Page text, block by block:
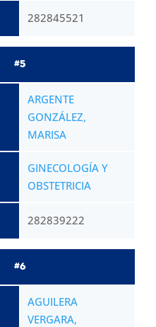
282845521
#5
ARGENTE
GONZÁLEZ,
MARISA
GINECOLOGÍA Y
OBSTETRICIA
282839222
#6
AGUILERA
VERGARA,